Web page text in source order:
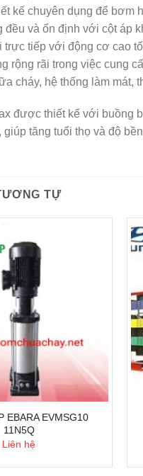
kế chuyên dụng để bơm
và ổn định với cột áp
trực tiếp với động cơ cao
rộng rãi trong việc cung
cháy, hệ thống làm mát,
được thiết kế với buồng
giúp tăng tuổi thọ và độ
TỰ
EBARA EVMSG10
11N5Q
Liên hệ